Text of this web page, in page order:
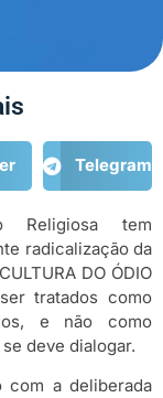
Telegram
Religiosa tem
radicalização da
DO ÓDIO
tratados como
e não como
deve dialogar.
com a deliberada